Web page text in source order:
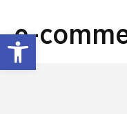
Abrir barra
e-